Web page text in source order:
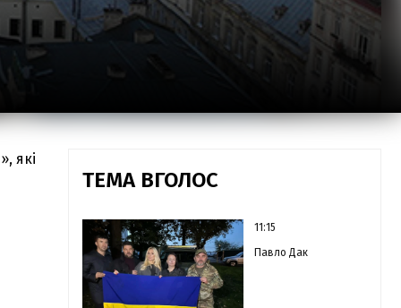
які
ТЕМА ВГОЛОС
11:15
Павло Дак